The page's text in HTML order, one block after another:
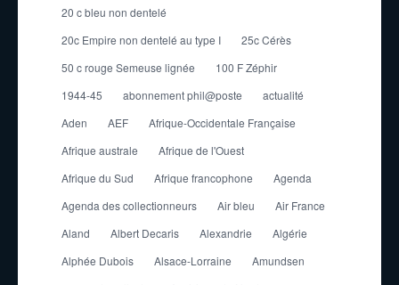
20 c bleu non dentelé
20c Empire non dentelé au type I
25c Cérès
50 c rouge Semeuse lignée
100 F Zéphir
1944-45
abonnement phil@poste
actualité
Aden
AEF
Afrique-Occidentale Française
Afrique australe
Afrique de l'Ouest
Afrique du Sud
Afrique francophone
Agenda
Agenda des collectionneurs
Air bleu
Air France
Aland
Albert Decaris Alexandrie
Algérie
Alphée Dubois
Alsace-Lorraine
Amundsen